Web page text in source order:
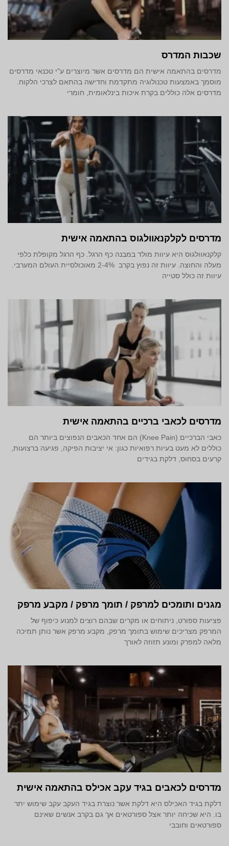
שכבות המדרס
מדרסים בהתאמה אישית הם מדרסים אשר מיוצרים ע"י טכנאי מדרסים
מוסמך באמצעות טכנולוגיה מתקדמת וחדישה בהתאם לצרכי הלקוח.
מדרסים אלה כוללים בקרת איכות בינלאומית, חומרי
מדרסים לקלקנאוולגוס בהתאמה אישית
קלקנאוולגוס היא עיוות מולד במבנה כף הרגל. כף הרגל מקופלת כלפי
מעלה והחוצה. עיוות זה נפוץ בקרב 2-4% מאוכולסיית העולם המערבי.
עיוות זה כולל סטייה
מדרסים לכאבי ברכיים בהתאמה אישית
כאבי הברכיים (Knee Pain) הם אחד הכאבים הנפוצים ביותר הם
כוללים לא מעט בעיות רפואיות כגון: אי יציבות הפיקה, פגיעה ברצועות,
קרעים בסחוס, דלקת בגידים
מגנים ותומכים למרפק / תומך מרפק / מקבע מרפק
פציעות ספורט, ניתוחים או מקרים שבהם רוצים למנוע כיפוף של
המרפק מצריכים שימוש בתומך מרפק, מקבע מרפק אשר נותן תמיכה
מלאה למפרק ומונע תזוזה לאורך
מדרסים לכאבים בגיד עקב אכילס בהתאמה אישית
דלקת בגיד האכילס היא דלקת אשר נוצרת בגיד העקב עקב שימוש יתר
בו. היא שכיחה יותר אצל ספורטאים אך גם בקרב אנשים שאינם
ספורטאים וחובבי